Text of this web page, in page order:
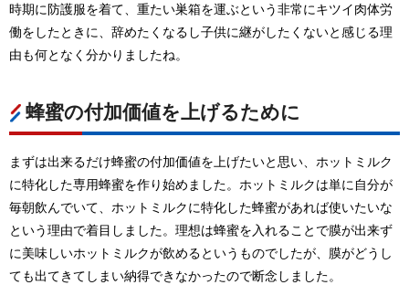
時期に防護服を着て、重たい巣箱を運ぶという非常にキツイ肉体労
働をしたときに、辞めたくなるし子供に継がしたくないと感じる理
由も何となく分かりましたね。
蜂蜜の付加価値を上げるために
まずは出来るだけ蜂蜜の付加価値を上げたいと思い、ホットミルク
に特化した専用蜂蜜を作り始めました。ホットミルクは単に自分が
毎朝飲んでいて、ホットミルクに特化した蜂蜜があれば使いたいな
という理由で着目しました。理想は蜂蜜を入れることで膜が出来ず
に美味しいホットミルクが飲めるというものでしたが、膜がどうし
ても出てきてしまい納得できなかったので断念しました。